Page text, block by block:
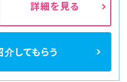
詳細を見る
介してもらう